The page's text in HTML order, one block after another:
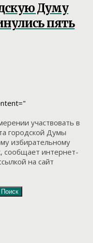
Думу
пять
участвовать в
городской Думы
избирательному
сообщает интернет-
на сайт